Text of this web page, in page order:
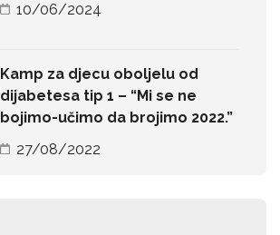
10/06/2024
Kamp za djecu oboljelu od
dijabetesa tip 1 – “Mi se ne
bojimo-učimo da brojimo 2022.”
27/08/2022